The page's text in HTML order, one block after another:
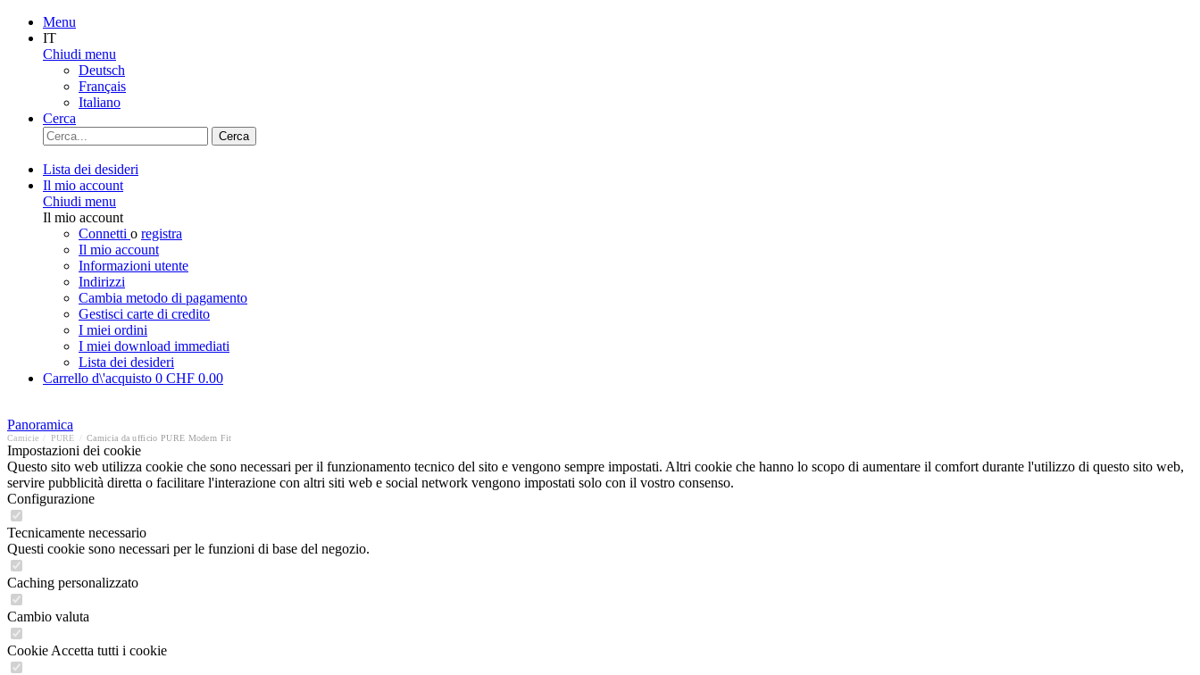
Menu
IT
Chiudi menu
Deutsch
Français
Italiano
Cerca
Cerca
Lista dei desideri
Il mio account
Chiudi menu
Il mio account
Connetti o registra
Il mio account
Informazioni utente
Indirizzi
Cambia metodo di pagamento
Gestisci carte di credito
I miei ordini
I miei download immediati
Lista dei desideri
Carrello d\'acquisto 0 CHF 0.00
Panoramica
Camicie PURE Camicia da ufficio PURE Modern Fit
Impostazioni dei cookie
Questo sito web utilizza cookie che sono necessari per il funzionamento tecnico del sito e vengono sempre impostati. Altri cookie che hanno lo scopo di aumentare il comfort durante l'utilizzo di questo sito web,
servire pubblicità diretta o facilitare l'interazione con altri siti web e social network vengono impostati solo con il vostro consenso.
Configurazione
Tecnicamente necessario
Questi cookie sono necessari per le funzioni di base del negozio.
Caching personalizzato
Cambio valuta
Cookie Accetta tutti i cookie